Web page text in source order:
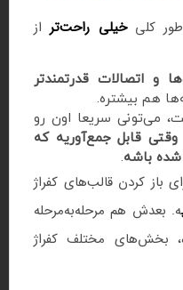
کلیخیلی راحت‌تراز
و اتصالات قدرتمندتر
هم بیشتره.
می‌تونی سریعا اون رو
وقتی قابل جمع‌آوریه که
باشه.
باز کردن قالب‌های کفراژ
ه. بعدش هم مرحله‌به‌مرحله
بخش‌های مختلف کفراژ